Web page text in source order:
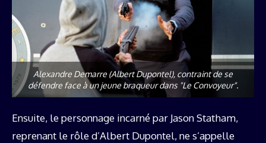
Alexandre Demarre (Albert Dupontel), contraint de se
défendre face à un jeune braqueur dans "Le Convoyeur".
Ensuite, le personnage incarné par Jason Statham,
reprenant le rôle d’Albert Dupontel, ne s’appelle